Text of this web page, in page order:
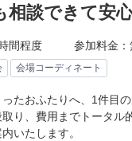
（メーカー直送）
ー直送）
すべ
相談できて安
間程度 参加料金：
会場コーディネート
たおふたりへ、1件目
り、費用までトータル
いたします。